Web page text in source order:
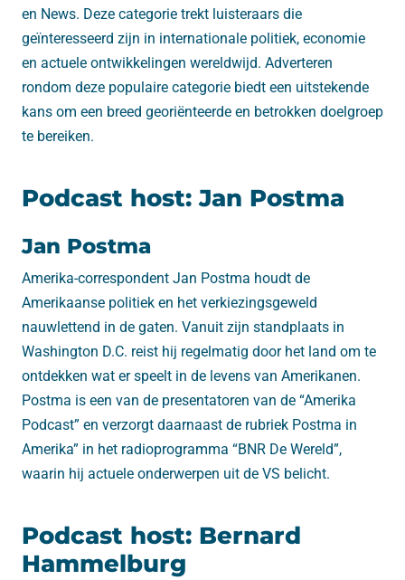
en News. Deze categorie trekt luisteraars die
geïnteresseerd zijn in internationale politiek, economie
en actuele ontwikkelingen wereldwijd. Adverteren
rondom deze populaire categorie biedt een uitstekende
kans om een breed georiënteerde en betrokken doelgroep
te bereiken.
Podcast host: Jan Postma
Jan Postma
Amerika-correspondent Jan Postma houdt de
Amerikaanse politiek en het verkiezingsgeweld
nauwlettend in de gaten. Vanuit zijn standplaats in
Washington D.C. reist hij regelmatig door het land om te
ontdekken wat er speelt in de levens van Amerikanen.
Postma is een van de presentatoren van de “Amerika
Podcast” en verzorgt daarnaast de rubriek Postma in
Amerika” in het radioprogramma “BNR De Wereld”,
waarin hij actuele onderwerpen uit de VS belicht.
Podcast host: Bernard
Hammelburg